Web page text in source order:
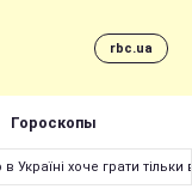
rbc.ua
Гороскопы
Україні хоче грати